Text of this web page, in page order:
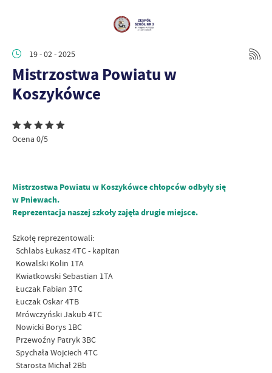
19 - 02 - 2025
Mistrzostwa Powiatu w
Koszykówce
Ocena 0/5
Mistrzostwa Powiatu w Koszykówce chłopców odbyły się
w Pniewach.
Reprezentacja naszej szkoły zajęła drugie miejsce.
Szkołę reprezentowali:
Schlabs Łukasz 4TC - kapitan
Kowalski Kolin 1TA
Kwiatkowski Sebastian 1TA
Łuczak Fabian 3TC
Łuczak Oskar 4TB
Mrówczyński Jakub 4TC
Nowicki Borys 1BC
Przewoźny Patryk 3BC
Spychała Wojciech 4TC
Starosta Michał 2Bb